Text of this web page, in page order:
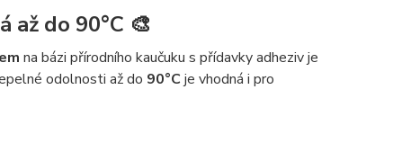
až do 90°C 🎨
na bázi přírodního kaučuku s přídavky adheziv je
odolnosti až do 90°C je vhodná i pro